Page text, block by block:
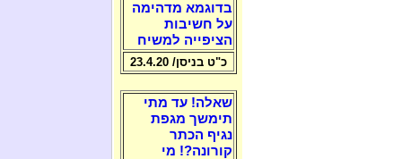
בדוגמא מדהימה
על חשיבות
הציפייה למשיח
כ"ט בניסן/ 23.4.20
שאלה! עד מתי
תימשך מגפת
נגיף הכתר
קורונה?! מי